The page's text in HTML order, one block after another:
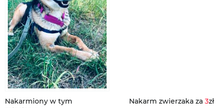
Nakarmiony w tym
Nakarm zwierzaka za 3zł